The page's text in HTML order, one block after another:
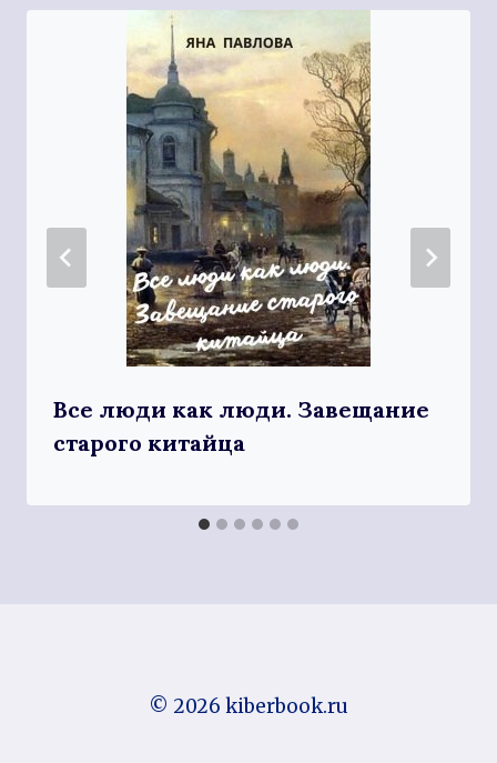
Все люди как люди. Завещание
старого китайца
© 2026 kiberbook.ru